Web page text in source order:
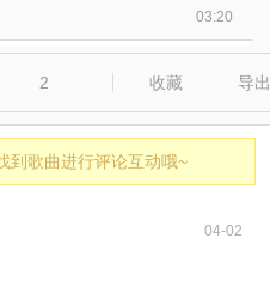
03:20
2 收藏 导出
到歌曲进行评论互动哦~
04-02